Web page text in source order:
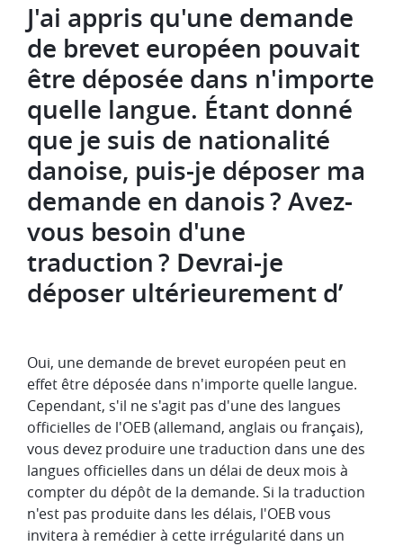
J'ai appris qu'une demande
de brevet européen pouvait
être déposée dans n'importe
quelle langue. Étant donné
que je suis de nationalité
danoise, puis-je déposer ma
demande en danois ? Avez-
vous besoin d'une
traduction ? Devrai-je
déposer ultérieurement d’
Oui, une demande de brevet européen peut en
effet être déposée dans n'importe quelle langue.
Cependant, s'il ne s'agit pas d'une des langues
officielles de l'OEB (allemand, anglais ou français),
vous devez produire une traduction dans une des
langues officielles dans un délai de deux mois à
compter du dépôt de la demande. Si la traduction
n'est pas produite dans les délais, l'OEB vous
invitera à remédier à cette irrégularité dans un